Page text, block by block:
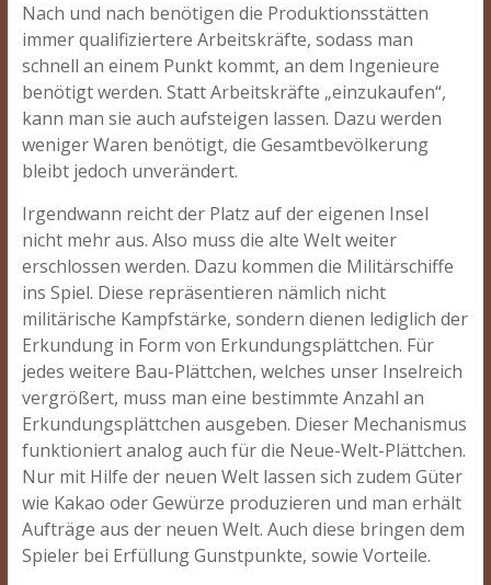
Nach und nach benötigen die Produktionsstätten
immer qualifiziertere Arbeitskräfte, sodass man
schnell an einem Punkt kommt, an dem Ingenieure
benötigt werden. Statt Arbeitskräfte „einzukaufen“,
kann man sie auch aufsteigen lassen. Dazu werden
weniger Waren benötigt, die Gesamtbevölkerung
bleibt jedoch unverändert.
Irgendwann reicht der Platz auf der eigenen Insel
nicht mehr aus. Also muss die alte Welt weiter
erschlossen werden. Dazu kommen die Militärschiffe
ins Spiel. Diese repräsentieren nämlich nicht
militärische Kampfstärke, sondern dienen lediglich der
Erkundung in Form von Erkundungsplättchen. Für
jedes weitere Bau-Plättchen, welches unser Inselreich
vergrößert, muss man eine bestimmte Anzahl an
Erkundungsplättchen ausgeben. Dieser Mechanismus
funktioniert analog auch für die Neue-Welt-Plättchen.
Nur mit Hilfe der neuen Welt lassen sich zudem Güter
wie Kakao oder Gewürze produzieren und man erhält
Aufträge aus der neuen Welt. Auch diese bringen dem
Spieler bei Erfüllung Gunstpunkte, sowie Vorteile.